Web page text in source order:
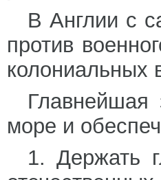
В Англии с
против
колониальных
Главнейшая
море и
1. Держать